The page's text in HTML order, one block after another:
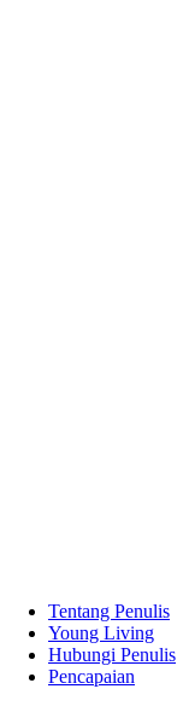
Tentang Penulis
Young Living
Hubungi Penulis
Pencapaian